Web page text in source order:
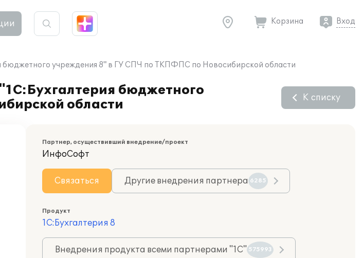
Корзина Вход
бюджетного учреждения 8" в ГУ СПЧ по ТКПФПС по Новосибирской области
бюджетного
области
К списку
Партнер, осуществивший внедрение/проект
ИнфоСофт
Связаться Другие внедрения партнера 6285
Продукт
1С:Бухгалтерия 8
Внедрения продукта всеми партнерами "1С" 575993